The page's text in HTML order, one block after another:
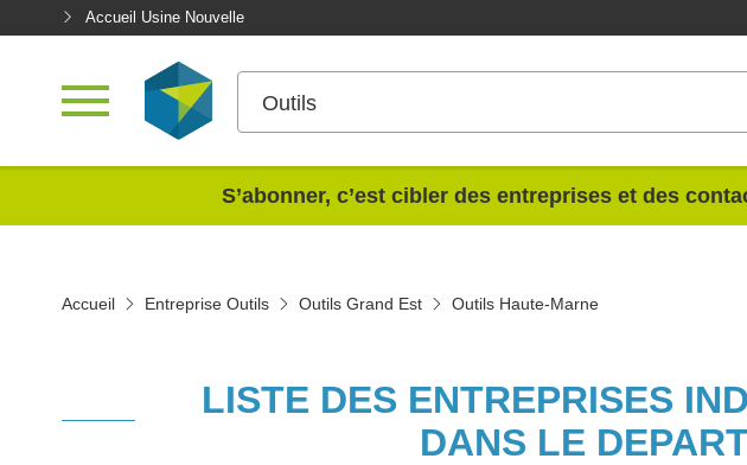
Accueil Usine Nouvelle
Outils
S’abonner, c’est cibler des entreprises et des
Accueil Entreprise Outils Outils Grand Est Outils Haute-Marne
LISTE DES ENTREPRISES
DANS LE